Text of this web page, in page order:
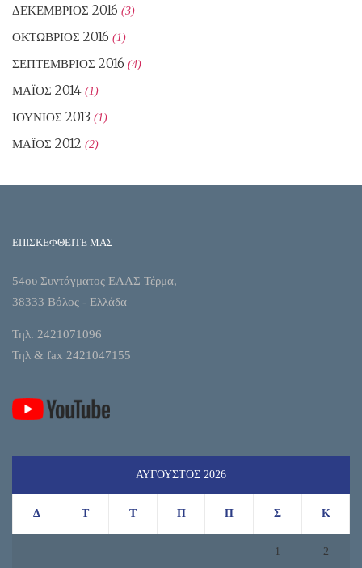
ΔΕΚΈΜΒΡΙΟΣ 2016 (3)
ΟΚΤΏΒΡΙΟΣ 2016 (1)
ΣΕΠΤΈΜΒΡΙΟΣ 2016 (4)
ΜΆΙΟΣ 2014 (1)
ΙΟΎΝΙΟΣ 2013 (1)
ΜΆΙΟΣ 2012 (2)
ΕΠΙΣΚΕΦΘΕΙΤΕ ΜΑΣ
54ου Συντάγματος ΕΛΑΣ Τέρμα,
38333 Βόλος - Ελλάδα
Τηλ. 2421071096
Τηλ & fax 2421047155
ΑΎΓΟΥΣΤΟΣ 2026
Δ Τ Τ Π Π Σ Κ
1 2